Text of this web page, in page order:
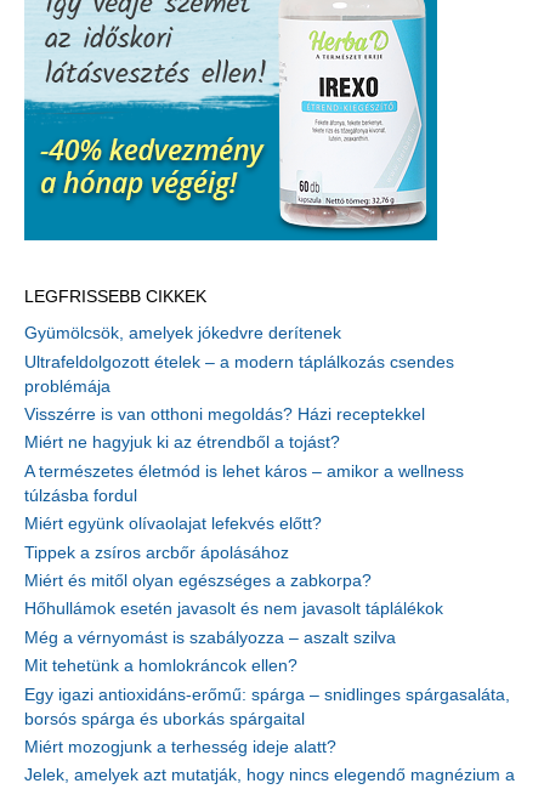
LEGFRISSEBB CIKKEK
Gyümölcsök, amelyek jókedvre derítenek
Ultrafeldolgozott ételek – a modern táplálkozás csendes
problémája
Visszérre is van otthoni megoldás? Házi receptekkel
Miért ne hagyjuk ki az étrendből a tojást?
A természetes életmód is lehet káros – amikor a wellness
túlzásba fordul
Miért együnk olívaolajat lefekvés előtt?
Tippek a zsíros arcbőr ápolásához
Miért és mitől olyan egészséges a zabkorpa?
Hőhullámok esetén javasolt és nem javasolt táplálékok
Még a vérnyomást is szabályozza – aszalt szilva
Mit tehetünk a homlokráncok ellen?
Egy igazi antioxidáns-erőmű: spárga – snidlinges spárgasaláta,
borsós spárga és uborkás spárgaital
Miért mozogjunk a terhesség ideje alatt?
Jelek, amelyek azt mutatják, hogy nincs elegendő magnézium a